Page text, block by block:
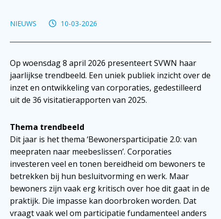
NIEUWS 10-03-2026
Op woensdag 8 april 2026 presenteert SVWN haar
jaarlijkse trendbeeld. Een uniek publiek inzicht over de
inzet en ontwikkeling van corporaties, gedestilleerd
uit de 36 visitatierapporten van 2025.
Thema trendbeeld
Dit jaar is het thema ‘Bewonersparticipatie 2.0: van
meepraten naar meebeslissen’. Corporaties
investeren veel en tonen bereidheid om bewoners te
betrekken bij hun besluitvorming en werk. Maar
bewoners zijn vaak erg kritisch over hoe dit gaat in de
praktijk. Die impasse kan doorbroken worden. Dat
vraagt vaak wel om participatie fundamenteel anders